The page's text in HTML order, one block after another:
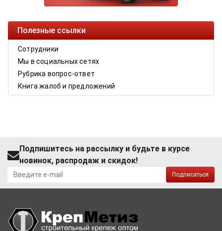
Полезные ссылки
Сотрудники
Мы в социальных сетях
Рубрика вопрос-ответ
Книга жалоб и предложений
Подпишитесь на рассылку и будьте в курсе
новинок, распродаж и скидок!
Подписаться